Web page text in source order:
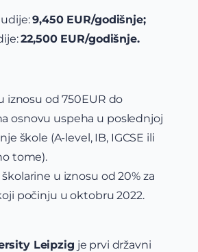
9,450 EUR/godišnje;
22,500 EUR/godišnje.
iznosu od 750EUR do
osnovu uspeha u poslednjoj
škole (A-level, IB, IGCSE ili
tome).
u iznosu od 20% za
počinju u oktobru 2022.
Leipzig je prvi državni